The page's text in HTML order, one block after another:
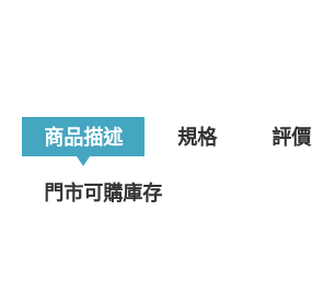
商品描述 規格 評價
門市可購庫存